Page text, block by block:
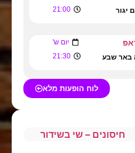
יגור 21:00
יום ש'
באר שבע 21:30
לוח הופעות מלא
חיסונים – שי בשידור